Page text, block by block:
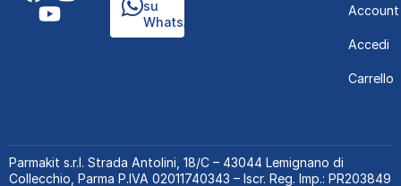
su
WhatsApp
Account
Accedi
Carrello
Parmakit s.r.l. Strada Antolini, 18/C – 43044 Lemignano di
Collecchio, Parma P.IVA 02011740343 – Iscr. Reg. Imp.: PR203849